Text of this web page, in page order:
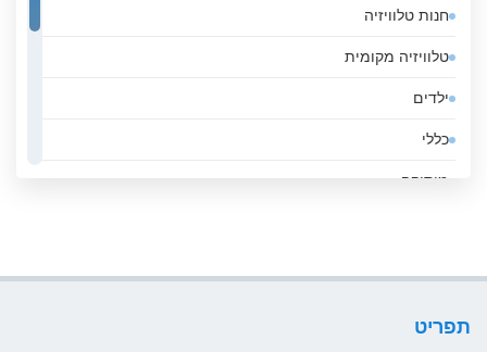
אנדורה
אסטוניה
אפגניסטן
אקוודור
חנות טלוויזיה
טלוויזיה מקומית
ילדים
כללי
מוסיקה
תפריט